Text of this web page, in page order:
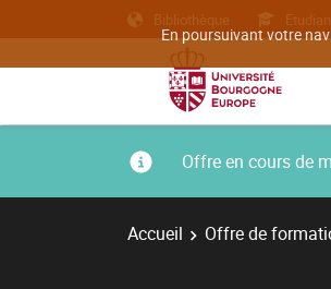
En poursuivant votre
Bibliothèque
Offre en cours de
Accueil Offre de